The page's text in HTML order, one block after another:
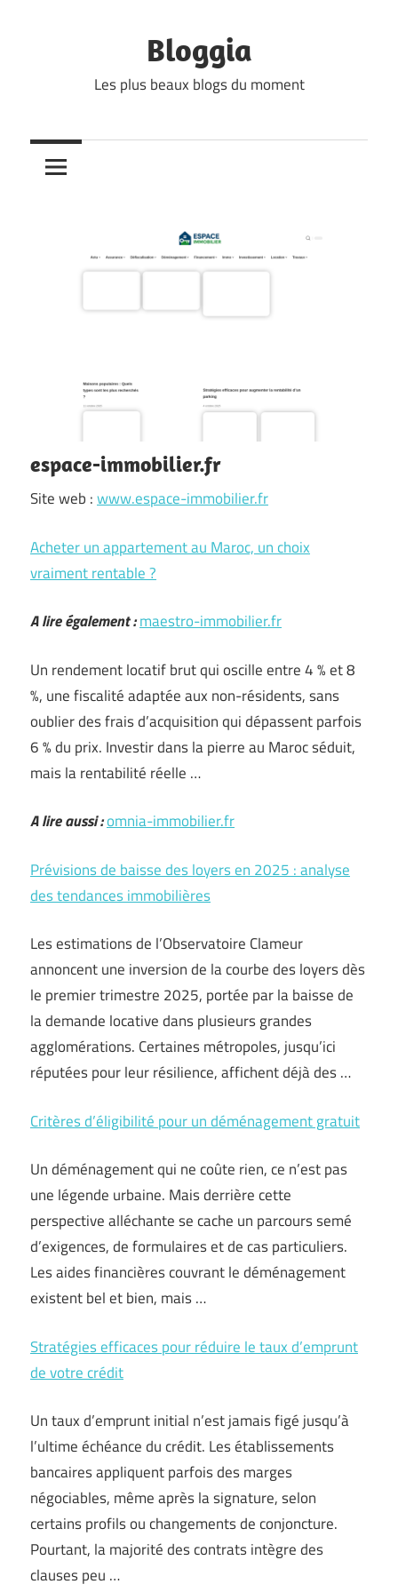
Bloggia
Les plus beaux blogs du moment
espace-immobilier.fr
Site web :www.espace-immobilier.fr
Acheter un appartement au Maroc, un choix
vraiment rentable ?
A lire également :maestro-immobilier.fr
Un rendement locatif brut qui oscille entre 4 % et 8
%, une fiscalité adaptée aux non-résidents, sans
oublier des frais d’acquisition qui dépassent parfois
6 % du prix. Investir dans la pierre au Maroc séduit,
mais la rentabilité réelle …
A lire aussi :omnia-immobilier.fr
Prévisions de baisse des loyers en 2025 : analyse
des tendances immobilières
Les estimations de l’Observatoire Clameur
annoncent une inversion de la courbe des loyers dès
le premier trimestre 2025, portée par la baisse de
la demande locative dans plusieurs grandes
agglomérations. Certaines métropoles, jusqu’ici
réputées pour leur résilience, affichent déjà des …
Critères d’éligibilité pour un déménagement gratuit
Un déménagement qui ne coûte rien, ce n’est pas
une légende urbaine. Mais derrière cette
perspective alléchante se cache un parcours semé
d’exigences, de formulaires et de cas particuliers.
Les aides financières couvrant le déménagement
existent bel et bien, mais …
Stratégies efficaces pour réduire le taux d’emprunt
de votre crédit
Un taux d’emprunt initial n’est jamais figé jusqu’à
l’ultime échéance du crédit. Les établissements
bancaires appliquent parfois des marges
négociables, même après la signature, selon
certains profils ou changements de conjoncture.
Pourtant, la majorité des contrats intègre des
clauses peu …